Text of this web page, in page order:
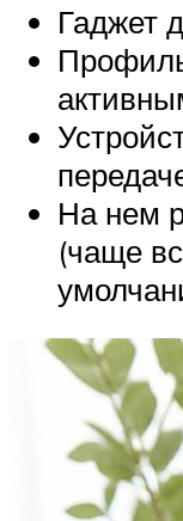
Гаджет
На нем
(чаще